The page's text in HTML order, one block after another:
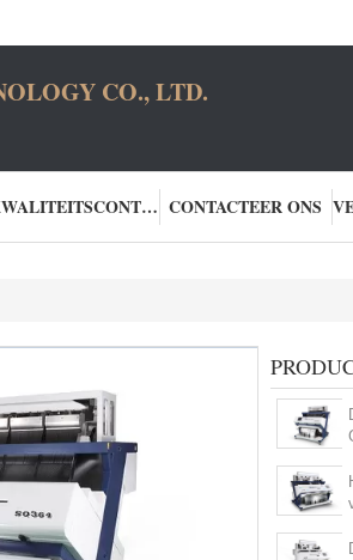
CO., LTD.
KWALITEITSCONTROLE CONTACTEER ONS